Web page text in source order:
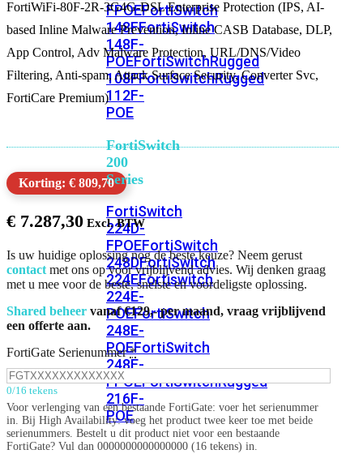
FPOEFortiSwitch
148FFortiSwitch
148F-
POEFortiSwitchRugged
108FFortiSwitchRugged
112F-
POE
FortiSwitch
200
Series
FortiSwitch
224D-
FPOEFortiSwitch
248DFortiSwitch
224EFortiswitch
224E-
POEFortiSwitch
248E-
POEFortiSwitch
248E-
FPOEFortiSwitchRugged
216F-
POE
FortiWiFi-80F-2R-3G4G-DSL Enterprise Protection (IPS, AI-
based Inline Malware Prevention, Inline CASB Database, DLP,
App Control, Adv Malware Protection, URL/DNS/Video
Filtering, Anti-spam, Attack Surface Security, Converter Svc,
FortiCare Premium)
Korting: € 809,70
€ 7.287,30
Is uw huidige oplossing nog de beste keuze? Neem gerust
contact met ons op voor vrijblijvend advies. Wij denken graag
met u mee voor de beste, snelste en voordeligste oplossing.
Shared beheer vanaf €129,- per maand, vraag vrijblijvend
een offerte aan.
FortiGate Serienummer *
0/16 tekens
Voor verlenging van een bestaande FortiGate: voer het serienummer
in. Bij High Availability: voeg het product twee keer toe met beide
serienummers. Bestelt u dit product niet voor een bestaande
FortiGate? Vul dan 0000000000000000 (16 tekens) in.